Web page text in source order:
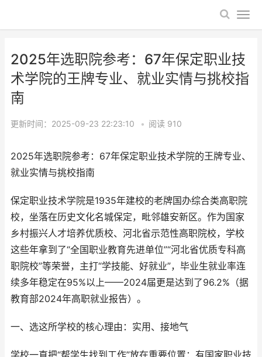
2025年选职院参考：67年保定职业技
术学院的王牌专业、就业实情与挑校指
南
更新时间：2025-09-23 22:23:10 • 阅读 910
2025年选职院参考：67年保定职业技术学院的王牌专业、
就业实情与挑校指南
保定职业技术学院是1935年建校的老牌国办综合类高职院
校，坐落在历史文化名城保定，毗邻雄安新区。作为国家
乡村振兴人才培养优质校、河北省示范性高职院校，学校
这些年拿到了“全国职业教育先进单位”“河北省优质专科高
职院校”等荣誉，主打“学技能、好就业”，毕业生就业率连
续多年稳定在95%以上——2024届更是达到了96.2%（据
教育部2024年高职就业报告）。
一、选这所学校的核心理由：实用、接地气